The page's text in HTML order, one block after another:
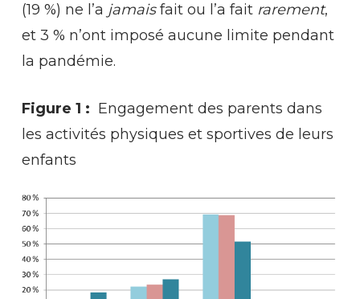
(19 %) ne l’a jamaisfait ou l’a fait rarement,
et 3 % n’ont imposé aucune limite pendant
la pandémie.
Figure 1 : Engagement des parents dans
les activités physiques et sportives de leurs
enfants